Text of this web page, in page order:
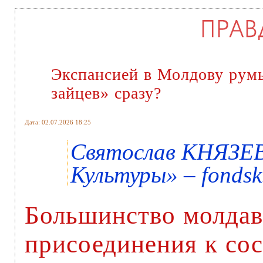
Экспансией в Молдову
зайцев» сразу?
Дата: 02.07.2026 18:25
Святослав
Культуры» –
Большинство
присоединения к